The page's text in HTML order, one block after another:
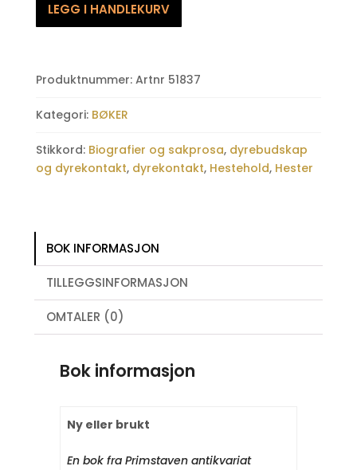
tenke
antall
LEGG I HANDLEKURV
Produktnummer: Artnr 51837
Kategori: BØKER
Stikkord: Biografier og sakprosa, dyrebudskap
og dyrekontakt, dyrekontakt, Hestehold, Hester
BOK INFORMASJON
TILLEGGSINFORMASJON
OMTALER (0)
Bok informasjon
Ny eller brukt
En bok fra Primstaven antikvariat